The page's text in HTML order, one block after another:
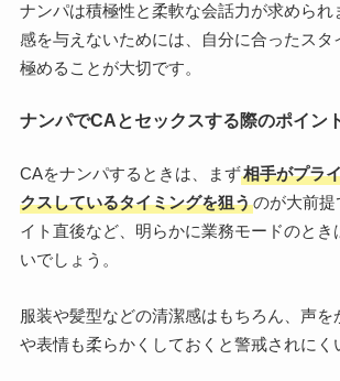
ナンパは積極性と柔軟な会話力が求められ
感を与えないためには、自分に合ったスタ
極めることが大切です。
ナンパでCAとセックスする際のポイン
CAをナンパするときは、まず相手がプラ
クスしているタイミングを狙うのが大前提
イト直後など、明らかに業務モードのとき
いでしょう。
服装や髪型などの清潔感はもちろん、声を
や表情も柔らかくしておくと警戒されにく